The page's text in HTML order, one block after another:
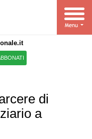
di
a